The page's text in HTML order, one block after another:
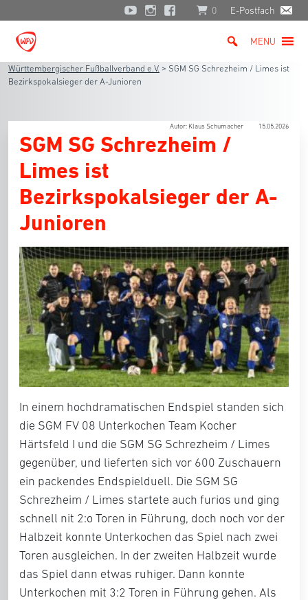
0 E-Postfach
MENU
Württembergischer Fußballverband e.V. > SGM SG Schrezheim / Limes ist
Bezirkspokalsieger der A-Junioren
Autor: Klaus Schumacher 15.05.2026
SGM SG Schrezheim /
Limes ist
Bezirkspokalsieger der A-
Junioren
In einem hochdramatischen Endspiel standen sich
die SGM FV 08 Unterkochen Team Kocher
Härtsfeld I und die SGM SG Schrezheim / Limes
gegenüber, und lieferten sich vor 600 Zuschauern
ein packendes Endspielduell. Die SGM SG
Schrezheim / Limes startete auch furios und ging
schnell nit 2:o Toren in Führung, doch noch vor der
Halbzeit konnte Unterkochen das Spiel nach zwei
Toren ausgleichen. In der zweiten Halbzeit wurde
das Spiel dann etwas ruhiger. Dann konnte
Unterkochen mit 3:2 Toren in Führung gehen. Als